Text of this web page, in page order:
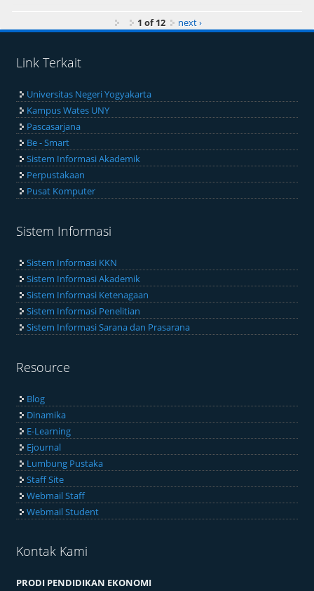
1 of 12 next ›
Link Terkait
Universitas Negeri Yogyakarta
Kampus Wates UNY
Pascasarjana
Be - Smart
Sistem Informasi Akademik
Perpustakaan
Pusat Komputer
Sistem Informasi
Sistem Informasi KKN
Sistem Informasi Akademik
Sistem Informasi Ketenagaan
Sistem Informasi Penelitian
Sistem Informasi Sarana dan Prasarana
Resource
Blog
Dinamika
E-Learning
Ejournal
Lumbung Pustaka
Staff Site
Webmail Staff
Webmail Student
Kontak Kami
PRODI PENDIDIKAN EKONOMI